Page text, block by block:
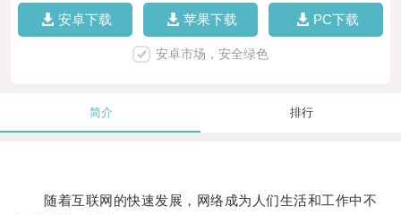
安卓下载 苹果下载 PC下载
安卓市场，安全绿色
简介 排行
随着互联网的快速发展，网络成为人们生活和工作中不